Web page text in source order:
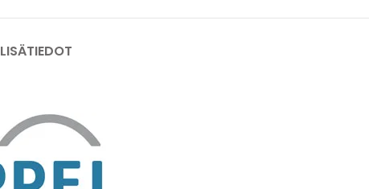
LISÄTIEDOT